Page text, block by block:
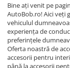
Bine ați venit pe
AutoBob.ro! Aici veți
vehiculul
experiența de
preferințele
Oferta noastră de
accesorii pentru
până la accesorii